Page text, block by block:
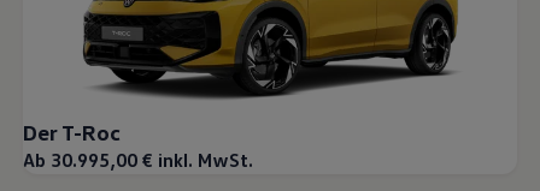
Der T-Roc
Ab 30.995,00 € inkl. MwSt.